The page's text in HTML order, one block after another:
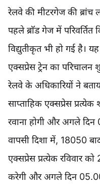
रेलवे की मीटरगेज की
पहले ब्राॅड गेज में
विद्युतीकृत भी हो गई है।
एक्सप्रेस ट्रेन का परिचालन
रेलवे के अधिकारियों ने
साप्ताहिक एक्सप्रेस
रवाना होगी और अगले
वापसी दिशा में, 18050
एक्सप्रेस प्रत्येक रविवार
करेगी और अगले दिन